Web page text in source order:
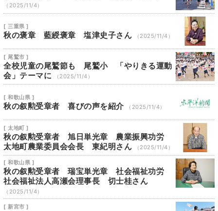
（2025/11/4）
[ 三重県 ]
秋の褒章 藍綬褒章 塩津史子さん （2025/11/4）
[ 尾鷲市 ]
全校児童の尾鷲節も 尾鷲小 「やりきる運動
会」テーマに
（2025/11/4）
[ 和歌山県 ]
秋の叙勲受章者 喜びの声を紹介 （2025/11/4）
[ 太地町 ]
秋の叙勲受章者 旭日単光章 農業振興功労
太地町農業委員会会長 東紀明さん
（2025/11/4）
[ 和歌山県 ]
秋の叙勲受章者 瑞宝単光章 社会福祉功労
社会福祉法人高瀬会理事長 切士桂さん
（2025/11/4）
[ 新宮市 ]